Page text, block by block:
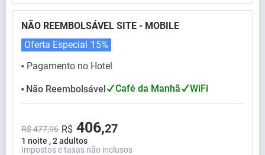
NÃO REEMBOLSÁVEL SITE - MOBILE
⬤ Pagamento no Hotel
Oferta Especial 15%
⬤ Não Reembolsável Café da Manhã WiFi
1 noite , 2 adultos
R$ 477,96 R$ 406,27
Impostos e taxas não inclusos